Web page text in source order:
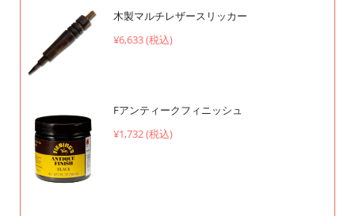
木製マルチレザースリッカー
¥6,633 (税込)
Fアンティークフィニッシュ
¥1,732 (税込)